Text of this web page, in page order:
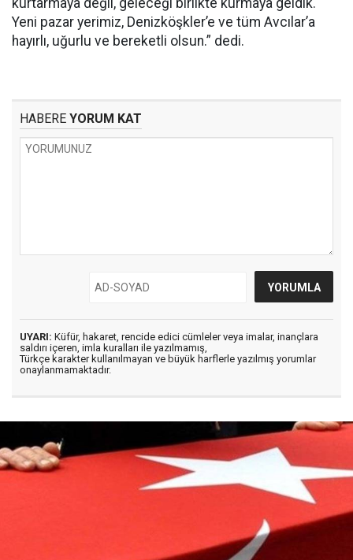
kurtarmaya değil, geleceği birlikte kurmaya geldik.
Yeni pazar yerimiz, Denizköşkler’e ve tüm Avcılar’a
hayırlı, uğurlu ve bereketli olsun.” dedi.
HABERE YORUM KAT
UYARI: Küfür, hakaret, rencide edici cümleler veya imalar, inançlara
saldırı içeren, imla kuralları ile yazılmamış,
Türkçe karakter kullanılmayan ve büyük harflerle yazılmış yorumlar
onaylanmamaktadır.